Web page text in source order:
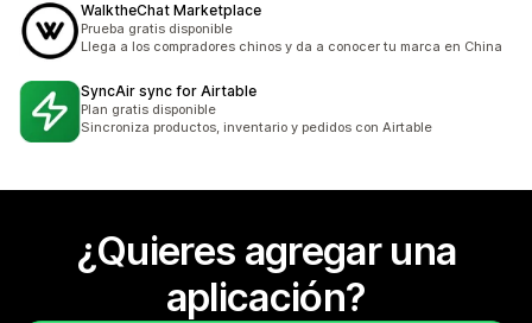
WalktheChat Marketplace
Prueba gratis disponible
Llega a los compradores chinos y da a conocer tu marca en China
SyncAir sync for Airtable
Plan gratis disponible
Sincroniza productos, inventario y pedidos con Airtable
¿Quieres agregar una
aplicación?